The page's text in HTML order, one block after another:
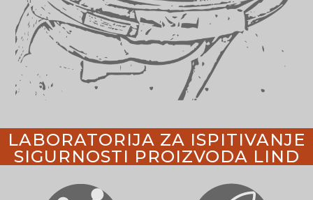
LABORATORIJA ZA ISPITIVANJE
SIGURNOSTI PROIZVODA LIND